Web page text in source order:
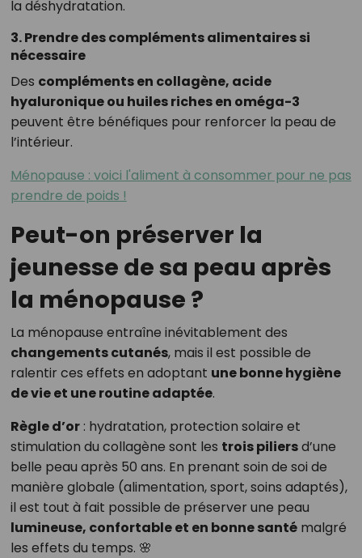
la déshydratation.
3. Prendre des compléments alimentaires si
nécessaire
Des compléments en collagène, acide
hyaluronique ou huiles riches en oméga-3
peuvent être bénéfiques pour renforcer la peau de
l’intérieur.
Ménopause : voici l'aliment à consommer pour ne pas
prendre de poids !
Peut-on préserver la
jeunesse de sa peau après
la ménopause ?
La ménopause entraîne inévitablement des
changements cutanés, mais il est possible de
ralentir ces effets en adoptant une bonne hygiène
de vie et une routine adaptée.
Règle d’or: hydratation, protection solaire et
stimulation du collagène sont les trois piliersd’une
belle peau après 50 ans. En prenant soin de soi de
manière globale (alimentation, sport, soins adaptés),
il est tout à fait possible de préserver une peau
lumineuse, confortable et en bonne santémalgré
les effets du temps. 🌸